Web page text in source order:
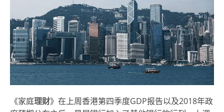
《家庭理财》在上周香港第四季度GDP报告以及2018年政